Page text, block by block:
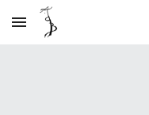
Skip to main content